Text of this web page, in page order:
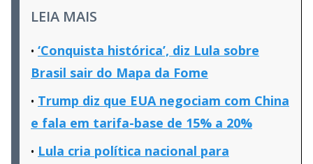
LEIA MAIS
‘Conquista histórica’, diz Lula sobre
Brasil sair do Mapa da Fome
Trump diz que EUA negociam com China
e fala em tarifa-base de 15% a 20%
Lula cria política nacional para